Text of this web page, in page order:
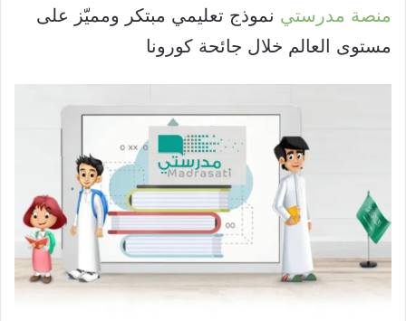
منصة مدرستي نموذج تعليمي مبتكر ومميّز على
مستوى العالم خلال جائحة كورونا